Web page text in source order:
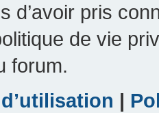
d’avoir pris
de vie
forum.
|